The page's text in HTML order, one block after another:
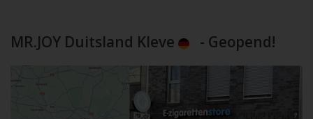
MR.JOY Duitsland Kleve - Geopend!